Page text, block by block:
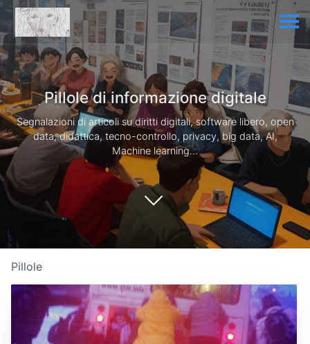
Pillole di informazione digitale
Segnalazioni di articoli su diritti digitali, software libero, open
data, didattica, tecno-controllo, privacy, big data, AI,
Machine learning...
Pillole